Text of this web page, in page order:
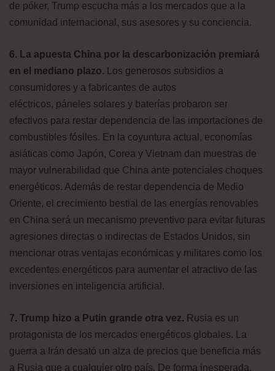
de póker, Trump escucha más a los mercados que a la
comunidad internacional, sus asesores y su conciencia.
6. La apuesta China por la descarbonización premiará
en el mediano plazo.
Los generosos subsidios a
consumidores y a fabricantes de autos
eléctricos, páneles solares y baterías probaron ser
efectivos para restar dependencia de las importaciones de
combustibles fósiles. En la coyuntura actual, economías
asiáticas como Japón, Corea y Vietnam dan muestras de
mayor vulnerabilidad que China ante potenciales choques
energéticos. Además de restar dependencia de Medio
Oriente, el crecimiento bestial de las energías renovables
en China será un mecanismo preventivo para evitar futuras
agresiones directas o indirectas de Estados Unidos, sin
mencionar otras ventajas económicas y militares como los
excedentes energéticos para aumentar el atractivo de las
inversiones en inteligencia artificial.
7. Trump hizo a Putin grande otra vez. Rusia es un
protagonista de los mercados energéticos globales. La
guerra a Irán desató un alza de precios que beneficia más
a Rusia que a cualquier otro país. De forma inesperada,